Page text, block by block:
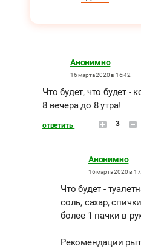
Анонимно
16 марта 2020 в 16:42
Что будет, что будет -
8 вечера до 8 утра!
ответить 3
Анонимно
16 марта 2020 в
Что будет -
соль, сахар,
более 1 пачки в
Рекомендации